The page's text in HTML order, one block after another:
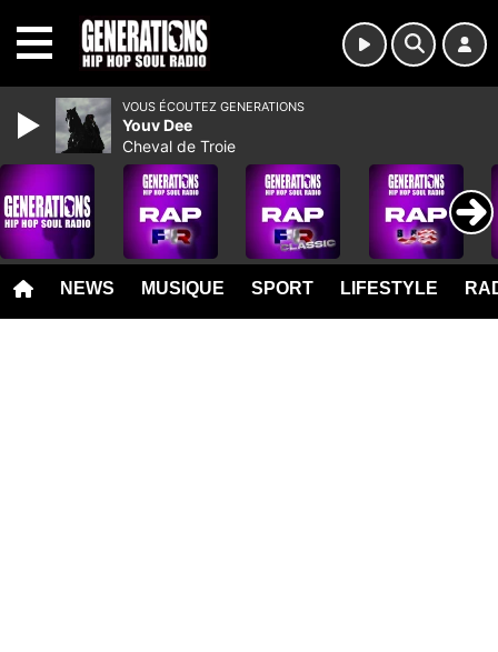
NEWS MUSIQUE SPORT LIFESTYLE
VOUS ÉCOUTEZ GENERATIONS
Youv Dee
Cheval de Troie